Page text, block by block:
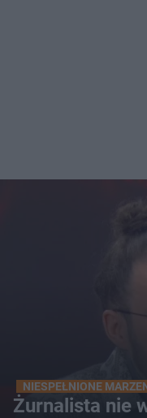
NIESPEŁNIONE
Żurnalista nie